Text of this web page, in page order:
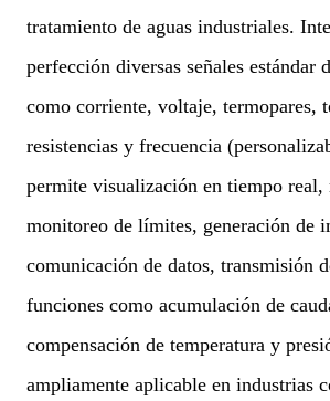
tratamiento de aguas industriales.
perfección diversas señales estándar
como corriente, voltaje, termopares,
resistencias y frecuencia
permite visualización en tiempo real,
monitoreo de límites, generación de
comunicación de datos, transmisión
funciones como acumulación de
compensación de temperatura y
ampliamente aplicable en industrias